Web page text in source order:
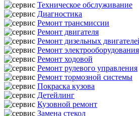
Техническое обслуживание
Диагностика
Ремонт трансмиссии
Ремонт двигателя
Ремонт дизельных
Ремонт электрооборудования
Ремонт ходовой
Ремонт рулевого управления
Ремонт тормозной системы
Покраска кузова
Детейлинг
Кузовной ремонт
Замена стекол